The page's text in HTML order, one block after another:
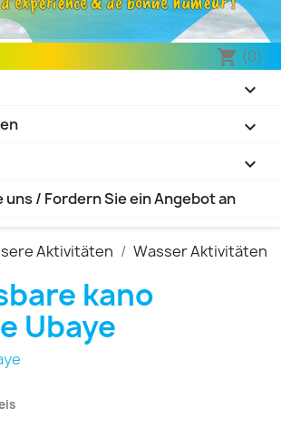
shopping_cart (0)



/ Fordern Sie ein Angebot an
Aktivitäten Wasser Aktivitäten
kano
Ubaye